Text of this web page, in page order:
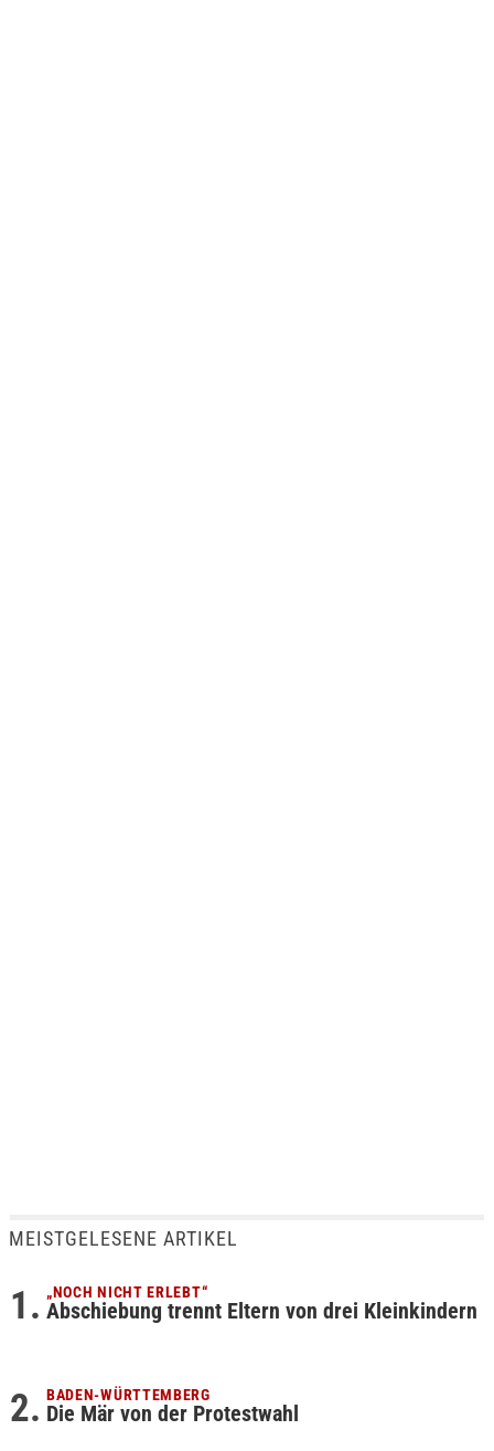
MEISTGELESENE ARTIKEL
„NOCH NICHT ERLEBT“
Abschiebung trennt Eltern von drei Kleinkindern
BADEN-WÜRTTEMBERG
Die Mär von der Protestwahl